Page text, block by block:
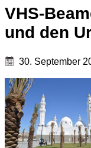
VHS-
und den
30. September